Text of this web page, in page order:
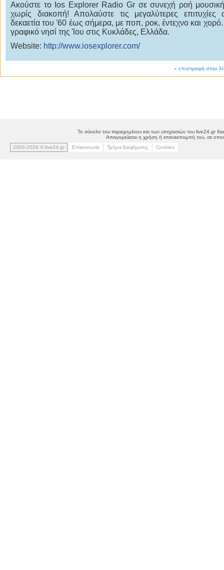
Ακούστε το Ios Explorer Radio Gr σε συνεχή ροή
χωρίς διακοπή! Απολαύστε τις μεγαλύτερες
δεκαετία του '60 έως σήμερα, με ποπ, ροκ, έντεχνο και
γραφικό νησί της Ίου στις Κυκλάδες, Ελλάδα.
Website: http://www.iosexplorer.com/
« επιστροφή στην
Το σύνολο του περιεχομένου και των υπηρεσιών του live24.gr
Απαγορεύεται η χρήση ή επανεκπομπή του, σε
2003-2026 © live24.gr
Επικοινωνία Τμήμα Διαφήμισης Cookies